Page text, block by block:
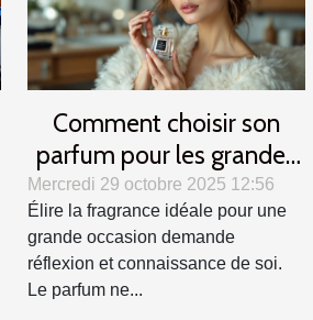
Comment choisir son
parfum pour les grandes
occasions ?
Mercredi 29 octobre 2025 12:56
Élire la fragrance idéale pour une
grande occasion demande
réflexion et connaissance de soi.
Le parfum ne...